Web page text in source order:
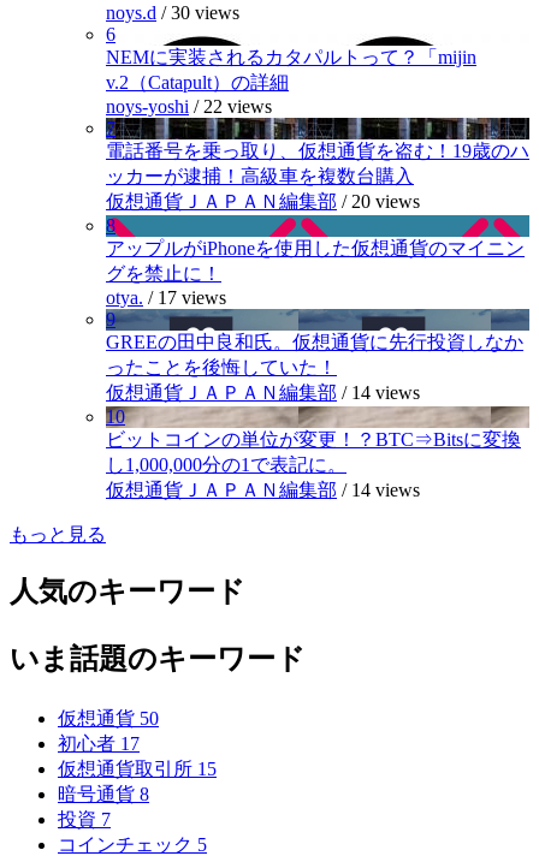
noys.d /30 views
6
NEMに実装されるカタパルトって？「mijin
v.2（Catapult）の詳細
noys-yoshi / 22 views
7
電話番号を乗っ取り、仮想通貨を盗む！19歳のハ
ッカーが逮捕！高級車を複数台購入
仮想通貨ＪＡＰＡＮ編集部 / 20 views
8
アップルがiPhoneを使用した仮想通貨のマイニン
グを禁止に！
otya. / 17 views
9
GREEの田中良和氏。仮想通貨に先行投資しなか
ったことを後悔していた！
仮想通貨ＪＡＰＡＮ編集部 / 14 views
10
ビットコインの単位が変更！？BTC⇒Bitsに変換
し1,000,000分の1で表記に。
仮想通貨ＪＡＰＡＮ編集部 / 14 views
もっと見る
人気のキーワード
いま話題のキーワード
仮想通貨 50
初心者 17
仮想通貨取引所 15
暗号通貨 8
投資 7
コインチェック 5